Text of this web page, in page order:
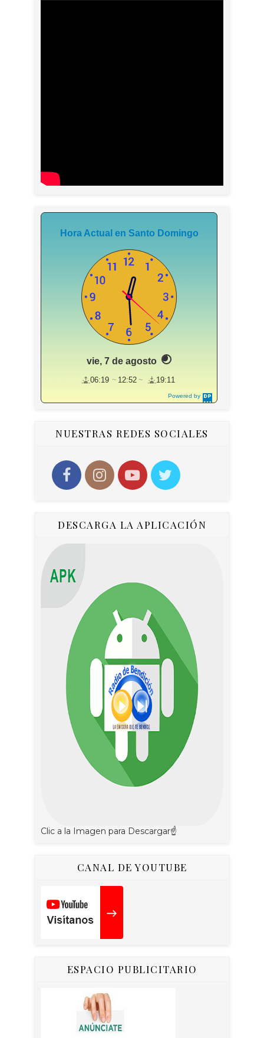
Powered by
DaysPedia.c
Hora Actual en Santo Domingo
vie, 7 de agosto
06:19 12:52 19:11
NUESTRAS REDES SOCIALES
DESCARGA LA APLICACIÓN
Clic a la Imagen para Descargar☝
CANAL DE YOUTUBE
ESPACIO PUBLICITARIO